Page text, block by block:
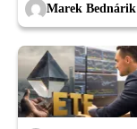
Marek Bednárik